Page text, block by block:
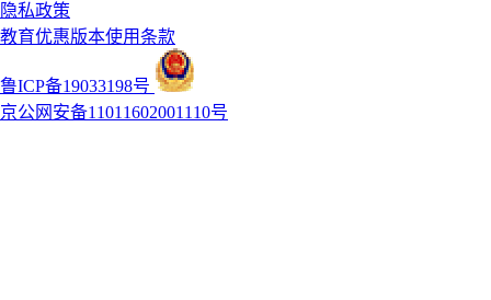
隐私政策
教育优惠版本使用条款
鲁ICP备19033198号
京公网安备11011602001110号